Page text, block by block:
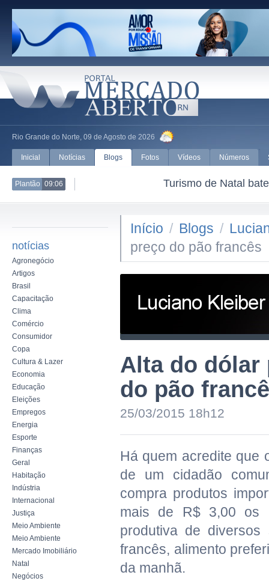
Rio Grande do Norte, 09 de Agosto de 2026
Inicial Notícias Blogs Fotos Vídeos Números
Plantão 09:06
Turismo de Natal bate recorde
notícias
Agronegócio
Artigos
Brasil
Capacitação
Clima
Comércio
Consumidor
Copa
Cultura & Lazer
Economia
Educação
Eleições
Empregos
Energia
Esporte
Finanças
Geral
Habitação
Indústria
Internacional
Justiça
Meio Ambiente
Meio Ambiente
Mercado Imobiliário
Natal
Negócios
Início / Blogs /
preço do pão francês
Alta do dólar
do pão
25/03/2015 18h12
Há quem acredite que
de um cidadão
compra produtos
mais de R$ 3,00 os
produtiva de
francês, alimento
da manhã.